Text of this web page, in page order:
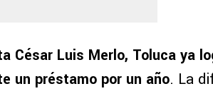
César Luis Merlo, Toluca ya
un préstamo por un año. La